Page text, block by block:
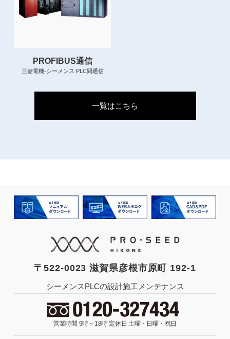
PROFIBUS通信
三菱電機-シーメンス PLC間通信
一覧はこちら
〒522-0023 滋賀県彦根市原町 192-1
シーメンスPLCの設計施工メンテナンス
営業時間 9時～18時 定休日 土曜・日曜・祝日